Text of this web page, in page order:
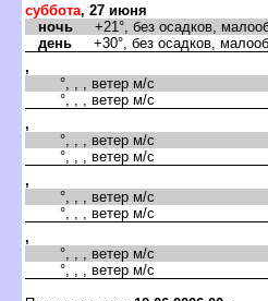
суббота, 27 июня
ночь +21°, без осадков,
день +30°, без осадков,
,
°, , , ветер м/с
°, , , ветер м/с
,
°, , , ветер м/с
°, , , ветер м/с
,
°, , , ветер м/с
°, , , ветер м/с
,
°, , , ветер м/с
°, , , ветер м/с